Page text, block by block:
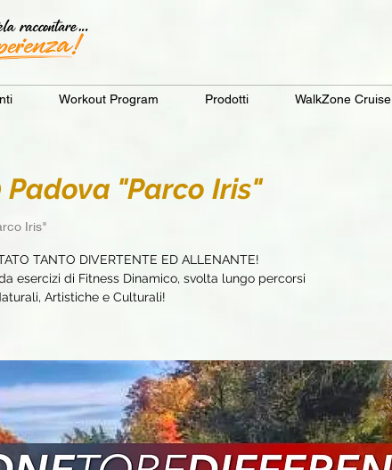
Workout Program Prodotti WalkZone Cruise
"Parco Iris"
Iris"
TANTO DIVERTENTE ED ALLENANTE!
esercizi di Fitness Dinamico, svolta lungo percorsi
Artistiche e Culturali!